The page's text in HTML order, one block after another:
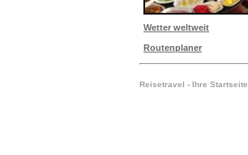
Wetter weltweit
Routenplaner
Reisetravel - Ihre Startseite